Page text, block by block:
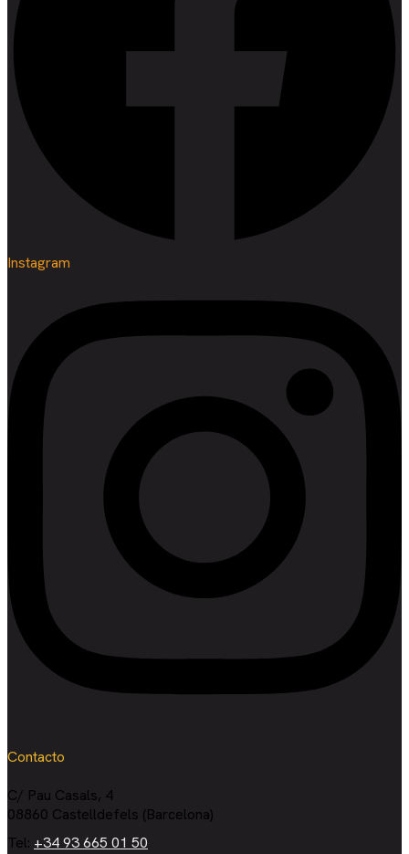
Instagram
Contacto
C/ Pau Casals, 4
08860 Castelldefels (Barcelona)
Tel: +34 93 665 01 50